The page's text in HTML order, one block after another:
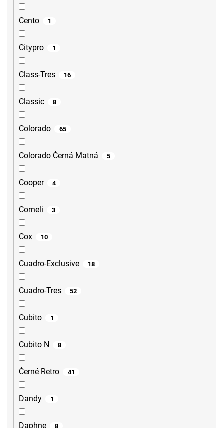
Cento 1
Citypro 1
Class-Tres 16
Classic 8
Colorado 65
Colorado Černá Matná 5
Cooper 4
Corneli 3
Cox 10
Cuadro-Exclusive 18
Cuadro-Tres 52
Cubito 1
Cubito N 8
Černé Retro 41
Dandy 1
Daphne 8